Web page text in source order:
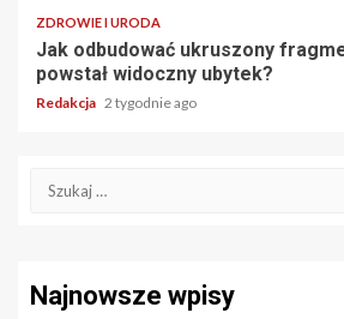
ZDROWIE I URODA
Jak odbudować ukruszony
powstał widoczny ubytek?
Redakcja 2 tygodnie ago
Szukaj:
Najnowsze wpisy